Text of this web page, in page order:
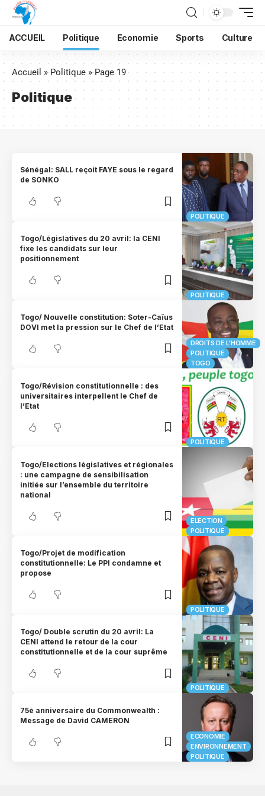
ACCUEIL Politique Economie Sports Culture
Accueil »Politique »Page 19
Politique
POLITIQUE
Sénégal: SALL reçoit FAYE sous le regard
de SONKO
POLITIQUE
Togo/Législatives du 20 avril: la CENI
fixe les candidats sur leur
positionnement
DROITS DE L'HOMME
POLITIQUE
TOGO
Togo/ Nouvelle constitution: Soter-Caïus
DOVI met la pression sur le Chef de l’Etat
POLITIQUE
Togo/Révision constitutionnelle : des
universitaires interpellent le Chef de
l’Etat
ELECTION
POLITIQUE
Togo/Elections législatives et régionales
: une campagne de sensibilisation
initiée sur l’ensemble du territoire
national
POLITIQUE
Togo/Projet de modification
constitutionnelle: Le PPI condamne et
propose
POLITIQUE
Togo/ Double scrutin du 20 avril: La
CENI attend le retour de la cour
constitutionnelle et de la cour suprême
ECONOMIE
ENVIRONNEMENT
POLITIQUE
75è anniversaire du Commonwealth :
Message de David CAMERON